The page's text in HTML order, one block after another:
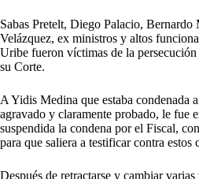
Sabas Pretelt, Diego Palacio,
Velázquez, ex ministros y altos
Uribe fueron víctimas de la
su Corte.
A Yidis Medina que estaba condenada
agravado y claramente probado, le fue
suspendida la condena por el Fiscal,
para que saliera a testificar contra estos
Después de retractarse y cambiar